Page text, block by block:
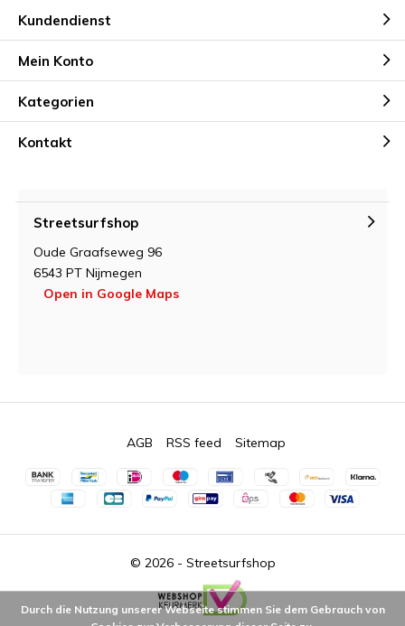
Kundendienst
Mein Konto
Kategorien
Kontakt
Streetsurfshop
Oude Graafseweg 96
6543 PT Nijmegen
Open in Google Maps
© 2026 - Streetsurfshop
AGB RSS feed Sitemap
Durch die Nutzung unserer Webseite stimmen Sie dem Gebrauch von